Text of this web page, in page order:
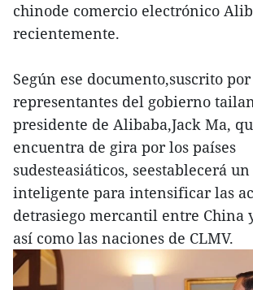
chinode comercio electrónico
recientemente.
Según ese documento,suscrito por
representantes del gobierno
presidente de Alibaba,Jack Ma,
encuentra de gira por los países
sudesteasiáticos, seestablecerá
inteligente para intensificar las
detrasiego mercantil entre China
así como las naciones de CLMV.